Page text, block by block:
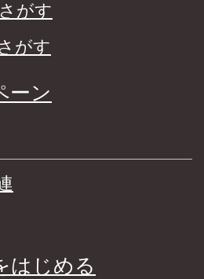
がす
がす
ーン
はじめる